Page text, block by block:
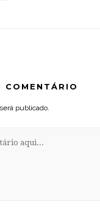
COMENTÁRIO
publicado.